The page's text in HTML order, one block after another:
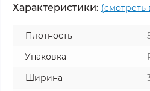
Характеристики: (смотреть
Плотность
Упаковка
Ширина